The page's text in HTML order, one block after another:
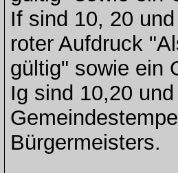
If sind 10, 20
roter Aufdruck
gültig" sowie ein
Ig sind 10,20
Bürgermeisters.